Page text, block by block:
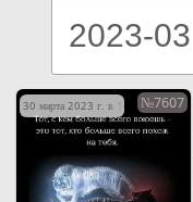
30 марта 2023 г. в 16:31№7607